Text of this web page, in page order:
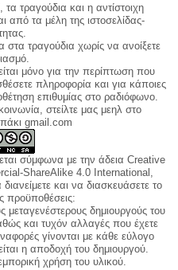
τα τραγούδια και η αντίστοιχη
από τα μέλη της ιστοσελίδας-
στα τραγούδια χωρίς να ανοίξετε
μόνο για την περίπτωση που
πληροφορία και για κάποιες
επιθυμίας στο ραδιόφωνο.
στείλτε μας μεηλ στο
gmail.com
σύμφωνα με την άδεια Creative
ShareAlike 4.0 International,
και να διασκευάσετε το
προϋποθέσεις:
μεταγενέστερους δημιουργούς του
και τυχόν αλλαγές που έχετε
γίνονται με κάθε εύλογο
η αποδοχή του δημιουργού.
χρήση του υλικού.